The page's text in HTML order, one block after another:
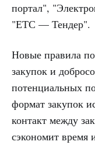
портал",
"ЕТС — Тендер".
Новые правила
закупок и
потенциальных
формат закупок
контакт между
сэкономит время